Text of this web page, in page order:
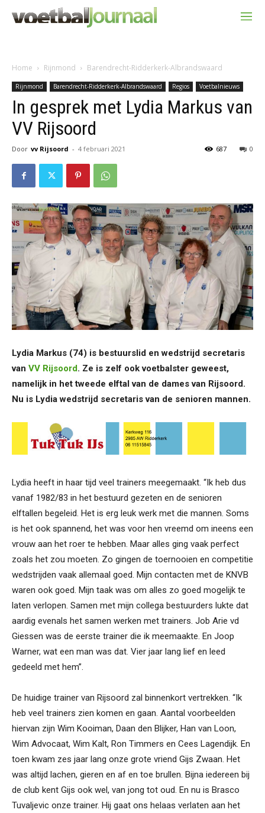
Home Rijnmond Barendrecht-Ridderkerk-Albrandswaard
Rijnmond Barendrecht-Ridderkerk-Albrandswaard Regios Voetbalnieuws
In gesprek met Lydia Markus van
VV Rijsoord
Door vv Rijsoord - 4 februari 2021 0
687
Lydia Markus (74) is bestuurslid en wedstrijd secretaris
van VV Rijsoord. Ze is zelf ook voetbalster geweest,
namelijk in het tweede elftal van de dames van Rijsoord.
Nu is Lydia wedstrijd secretaris van de senioren mannen.
Lydia heeft in haar tijd veel trainers meegemaakt. “Ik heb dus
vanaf 1982/83 in het bestuurd gezeten en de senioren
elftallen begeleid. Het is erg leuk werk met die mannen. Soms
is het ook spannend, het was voor hen vreemd om ineens een
vrouw aan het roer te hebben. Maar alles ging vaak perfect
zoals het zou moeten. Zo gingen de toernooien en competitie
wedstrijden vaak allemaal goed. Mijn contacten met de KNVB
waren ook goed. Mijn taak was om alles zo goed mogelijk te
laten verlopen. Samen met mijn collega bestuurders lukte dat
aardig evenals het samen werken met trainers. Job Arie vd
Giessen was de eerste trainer die ik meemaakte. En Joop
Warner, wat een man was dat. Vier jaar lang lief en leed
gedeeld met hem”.
De huidige trainer van Rijsoord zal binnenkort vertrekken. “Ik
heb veel trainers zien komen en gaan. Aantal voorbeelden
hiervan zijn Wim Kooiman, Daan den Blijker, Han van Loon,
Wim Advocaat, Wim Kalt, Ron Timmers en Cees Lagendijk. En
toen kwam zes jaar lang onze grote vriend Gijs Zwaan. Het
was altijd lachen, gieren en af en toe brullen. Bijna iedereen bij
de club kent Gijs ook wel, van jong tot oud. En nu is Brasco
Tuvaljevic onze trainer. Hij gaat ons helaas verlaten aan het